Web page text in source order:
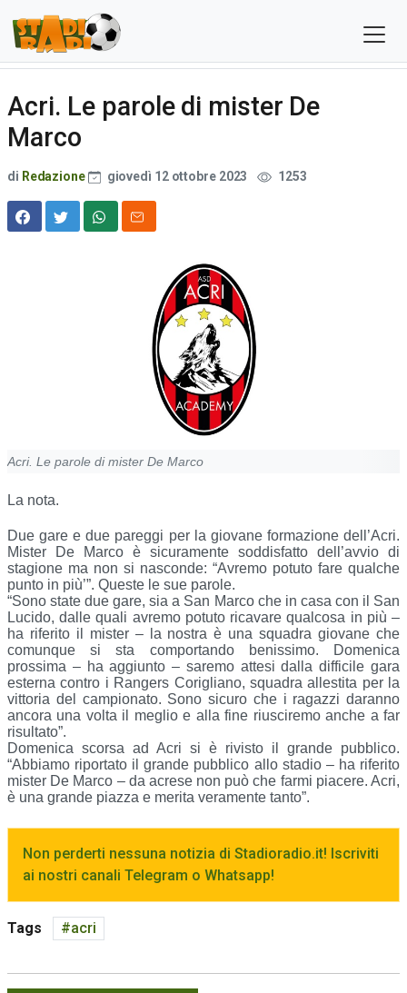
Acri. Le parole di mister De
Marco
di Redazione giovedì 12 ottobre 2023 1253
Acri. Le parole di mister De Marco
La nota.
Due gare e due pareggi per la giovane formazione dell’Acri.
Mister De Marco è sicuramente soddisfatto dell’avvio di
stagione ma non si nasconde: “Avremo potuto fare qualche
punto in più’”. Queste le sue parole.
“Sono state due gare, sia a San Marco che in casa con il San
Lucido, dalle quali avremo potuto ricavare qualcosa in più –
ha riferito il mister – la nostra è una squadra giovane che
comunque si sta comportando benissimo. Domenica
prossima – ha aggiunto – saremo attesi dalla difficile gara
esterna contro i Rangers Corigliano, squadra allestita per la
vittoria del campionato. Sono sicuro che i ragazzi daranno
ancora una volta il meglio e alla fine riusciremo anche a far
risultato”.
Domenica scorsa ad Acri si è rivisto il grande pubblico.
“Abbiamo riportato il grande pubblico allo stadio – ha riferito
mister De Marco – da acrese non può che farmi piacere. Acri,
è una grande piazza e merita veramente tanto”.
Non perderti nessuna notizia di Stadioradio.it! Iscriviti
ai nostri canali Telegram o Whatsapp!
Tags acri